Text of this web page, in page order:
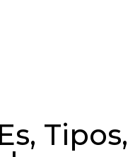
Tipos,